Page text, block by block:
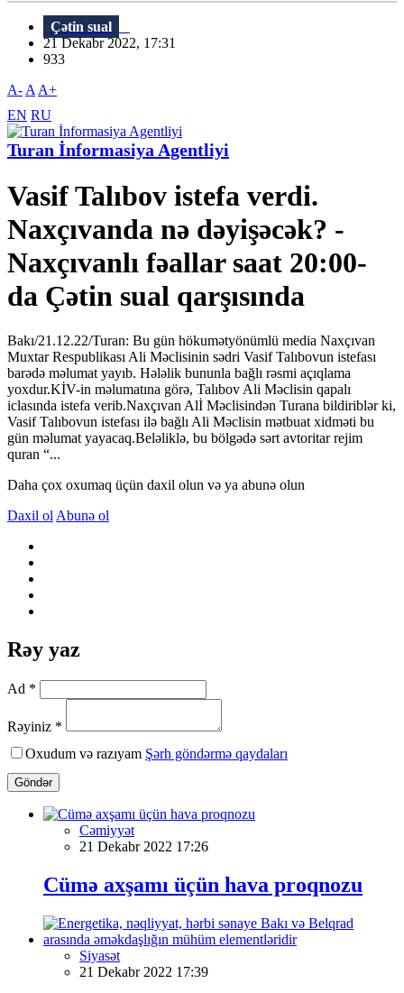
Çətin sual
21 Dekabr 2022, 17:31
933
A- A A+
EN RU
Turan İnformasiya Agentliyi
Vasif Talıbov istefa verdi.
Naxçıvanda nə dəyişəcək? -
Naxçıvanlı fəallar saat 20:00-
da Çətin sual qarşısında
Bakı/21.12.22/Turan: Bu gün hökumətyönümlü media Naxçıvan
Muxtar Respublikası Ali Məclisinin sədri Vasif Talıbovun istefası
barədə məlumat yayıb. Hələlik bununla bağlı rəsmi açıqlama
yoxdur.KİV-in məlumatına görə, Talıbov Ali Məclisin qapalı
iclasında istefa verib.Naxçıvan Alİ Məclisindən Turana bildiriblər ki,
Vasif Talıbovun istefası ilə bağlı Ali Məclisin mətbuat xidməti bu
gün məlumat yayacaq.Beləliklə, bu bölgədə sərt avtoritar rejim
quran “...
Daha çox oxumaq üçün daxil olun və ya abunə olun
Daxil ol Abunə ol
Rəy yaz
Ad *
Rəyiniz *
Oxudum və razıyam Şərh göndərmə qaydaları
Göndər
Cəmiyyət
21 Dekabr 2022 17:26
Cümə axşamı üçün hava proqnozu
Siyasət
21 Dekabr 2022 17:39